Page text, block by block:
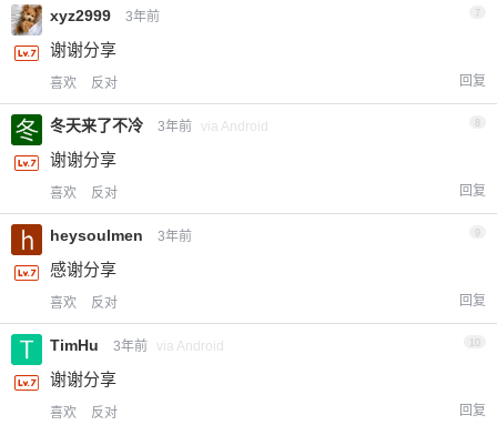
xyz2999 3年前 7
谢谢分享
喜欢 反对 回复
冬天来了不冷 3年前 via Android
谢谢分享
喜欢 反对 回复
heysoulmen 3年前 9
感谢分享
喜欢 反对 回复
TimHu 3年前 via Android 10
谢谢分享
喜欢 反对 回复